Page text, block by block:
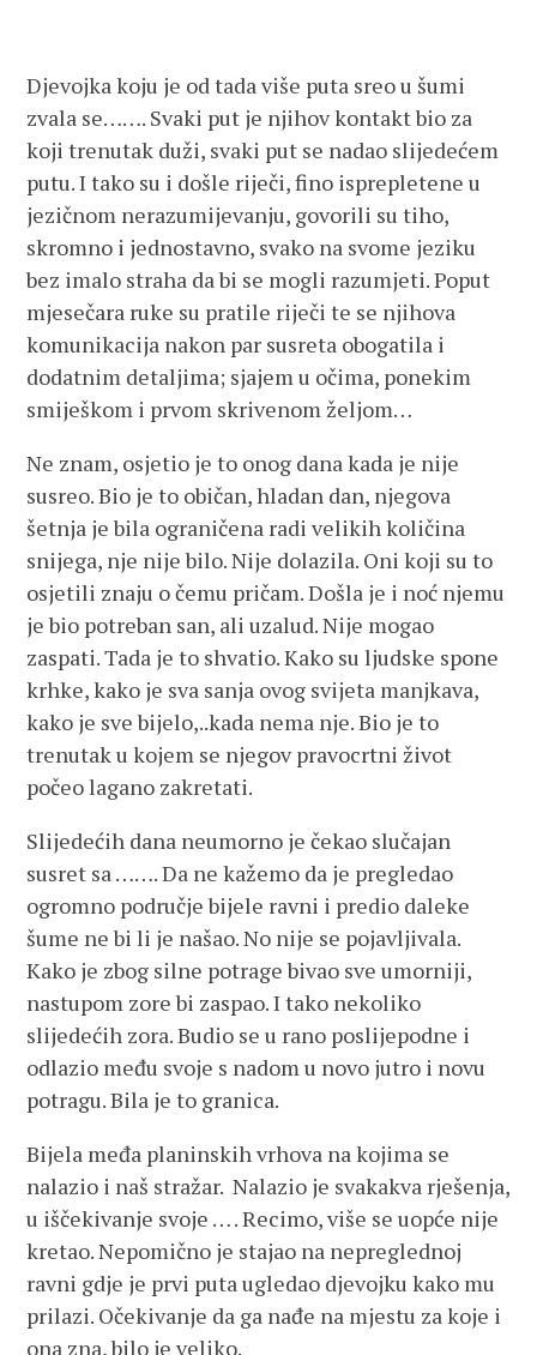
Djevojka koju je od tada više puta sreo u šumi
zvala se……. Svaki put je njihov kontakt bio za
koji trenutak duži, svaki put se nadao slijedećem
putu. I tako su i došle riječi, fino isprepletene u
jezičnom nerazumijevanju, govorili su tiho,
skromno i jednostavno, svako na svome jeziku
bez imalo straha da bi se mogli razumjeti. Poput
mjesečara ruke su pratile riječi te se njihova
komunikacija nakon par susreta obogatila i
dodatnim detaljima; sjajem u očima, ponekim
smiješkom i prvom skrivenom željom…
Ne znam, osjetio je to onog dana kada je nije
susreo. Bio je to običan, hladan dan, njegova
šetnja je bila ograničena radi velikih količina
snijega, nje nije bilo. Nije dolazila. Oni koji su to
osjetili znaju o čemu pričam. Došla je i noć njemu
je bio potreban san, ali uzalud. Nije mogao
zaspati. Tada je to shvatio. Kako su ljudske spone
krhke, kako je sva sanja ovog svijeta manjkava,
kako je sve bijelo,..kada nema nje. Bio je to
trenutak u kojem se njegov pravocrtni život
počeo lagano zakretati.
Slijedećih dana neumorno je čekao slučajan
susret sa ……. Da ne kažemo da je pregledao
ogromno područje bijele ravni i predio daleke
šume ne bi li je našao. No nije se pojavljivala.
Kako je zbog silne potrage bivao sve umorniji,
nastupom zore bi zaspao. I tako nekoliko
slijedećih zora. Budio se u rano poslijepodne i
odlazio među svoje s nadom u novo jutro i novu
potragu. Bila je to granica.
Bijela međa planinskih vrhova na kojima se
nalazio i naš stražar. Nalazio je svakakva rješenja,
u iščekivanje svoje … . Recimo, više se uopće nije
kretao. Nepomično je stajao na nepreglednoj
ravni gdje je prvi puta ugledao djevojku kako mu
prilazi. Očekivanje da ga nađe na mjestu za koje i
ona zna, bilo je veliko.